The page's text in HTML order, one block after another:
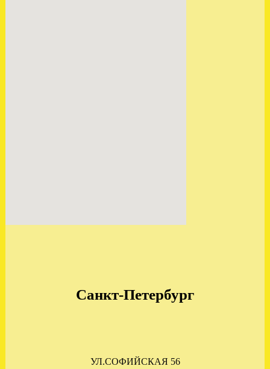
Санкт-Петербург
УЛ.СОФИЙСКАЯ 56